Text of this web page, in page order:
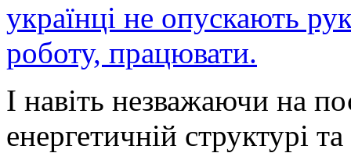
українці не опускають
роботу, працювати.
І навіть незважаючи на
енергетичній структурі